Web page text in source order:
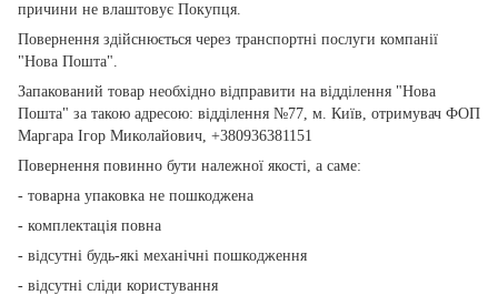
причини не влаштовує Покупця.
Повернення здійснюється через транспортні послуги компанії
"Нова Пошта".
Запакований товар необхідно відправити на відділення "Нова
Пошта" за такою адресою: відділення №77, м. Київ, отримувач ФОП
Маргара Ігор Миколайович, +380936381151
Повернення повинно бути належної якості, а саме:
- товарна упаковка не пошкоджена
- комплектація повна
- відсутні будь-які механічні пошкодження
- відсутні сліди користування